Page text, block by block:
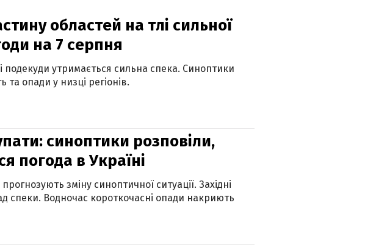
областей на тлі сильної
на 7 серпня
подекуди утримається сильна спека. Синоптики
та опади у низці регіонів.
синоптики розповіли,
погода в Україні
зміну синоптичної ситуації. Західні
спеки. Водночас короткочасні опади накриють